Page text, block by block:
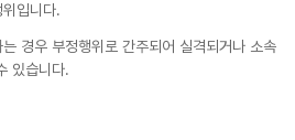
입니다.
경우 부정행위로 간주되어 실격되거나 소속
있습니다.